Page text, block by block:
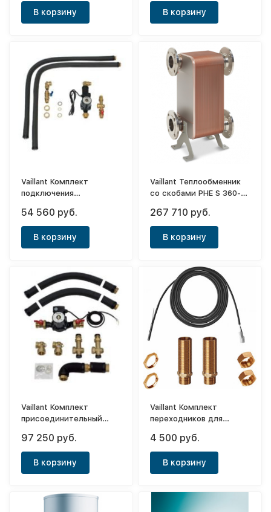
В корзину В корзину
Vaillant Комплект
подключения
actoSTOR
54 560 руб.
В корзину
Vaillant Теплообменник
со скобами PHE S 360-
267 710 руб.
В корзину
Vaillant Комплект
присоединительный
97 250 руб.
В корзину
Vaillant Комплект
переходников для
водонагревателя
4 500 руб.
В корзину